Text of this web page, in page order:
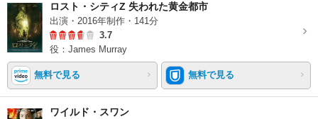
ロスト・シティZ 失われた黄金都市
出演・2016年制作・141分
3.7
役：James Murray
無料で見る 無料で見る
ワイルド・スワン